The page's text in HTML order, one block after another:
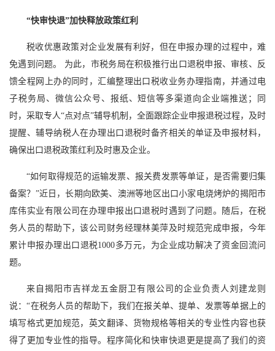
“快审快退”加快释放政策红利
税收优惠政策对企业发展有利好，但在申报办理的过程中，难
免遇到问题。 为此，市税务局在积极推行出口退税申报、审核、反
馈全程网上办的同时，汇编整理出口税收业务办理指南，并通过电
子税务局、微信公众号、报纸、短信等多渠道向企业端推送；同
时，采取专人“点对点”辅导机制，全面跟踪企业申报退税过程，及时
提醒、辅导纳税人在办理出口退税时备齐相关的单证及申报材料，
确保出口退税政策红利及时惠及企业。
“如何取得规范的运输发票、报关费发票等单证，是否需要归集
备案？”近日，长期向欧美、澳洲等地区出口小家电烧烤炉的揭阳市
库伟实业有限公司在办理申报出口退税时遇到了问题。随后，在税
务人员的帮助下，该公司财务经理林美萍及时规范完成申报，今年
累计申报办理出口退税1000多万元，为企业成功解决了资金回流问
题。
来自揭阳市吉祥龙五金厨卫有限公司的企业负责人刘建龙则
说：“在税务人员的帮助下，我们在报关单、提单、发票等单据上的
填写格式更加规范，英文翻译、货物规格等相关的专业性内容也获
得了更加专业性的指导。程序简化和快审快退更是提高了我们的资